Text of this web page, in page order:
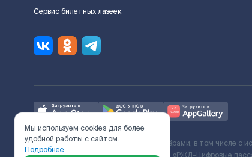
Сервис билетных лазеек
Ж/Д билеты предоставляются партнёрами, в том числе с
Мы используем cookies для более
удобной работы с сайтом.
Подробнее